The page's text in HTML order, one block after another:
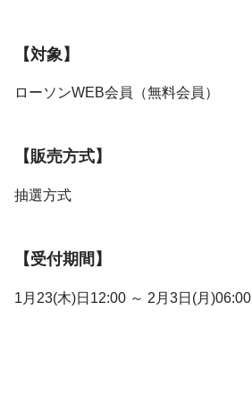
【対象】
ローソンWEB会員（無料会員）
【販売方式】
抽選方式
【受付期間】
1月23(木)日12:00 ～ 2月3日(月)06:00